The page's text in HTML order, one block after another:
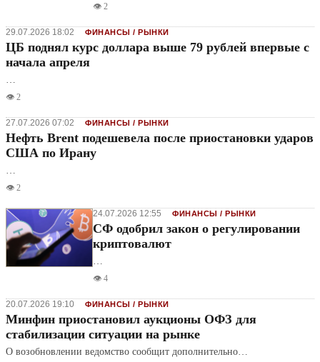
👁️ 2
29.07.2026 18:02 ФИНАНСЫ / РЫНКИ
ЦБ поднял курс доллара выше 79 рублей впервые с
начала апреля
👁️ 2
27.07.2026 07:02 ФИНАНСЫ / РЫНКИ
Нефть Brent подешевела после приостановки ударов
США по Ирану
👁️ 2
24.07.2026 12:55 ФИНАНСЫ / РЫНКИ
СФ одобрил закон о регулировании
криптовалют
👁️ 4
20.07.2026 19:10 ФИНАНСЫ / РЫНКИ
Минфин приостановил аукционы ОФЗ для
стабилизации ситуации на рынке
О возобновлении ведомство сообщит дополнительно…